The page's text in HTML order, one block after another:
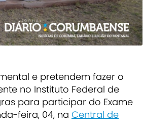
e pretendem fazer o
no Instituto Federal de
para participar do Exame
feira, 04, na Central de